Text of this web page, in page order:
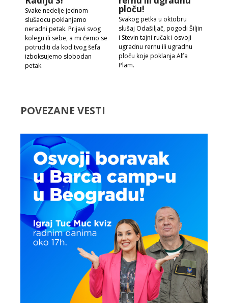
Svake nedelje jednom
slušaocu poklanjamo
neradni petak. Prijavi svog
kolegu ili sebe, a mi ćemo se
potruditi da kod tvog šefa
izboksujemo slobodan
petak.
ploču!
Svakog petka u oktobru
slušaj Odašiljač, pogodi Šiljin
i Stevin tajni ručak i osvoji
ugradnu rernu ili ugradnu
ploču koje poklanja Alfa
Plam.
POVEZANE VESTI